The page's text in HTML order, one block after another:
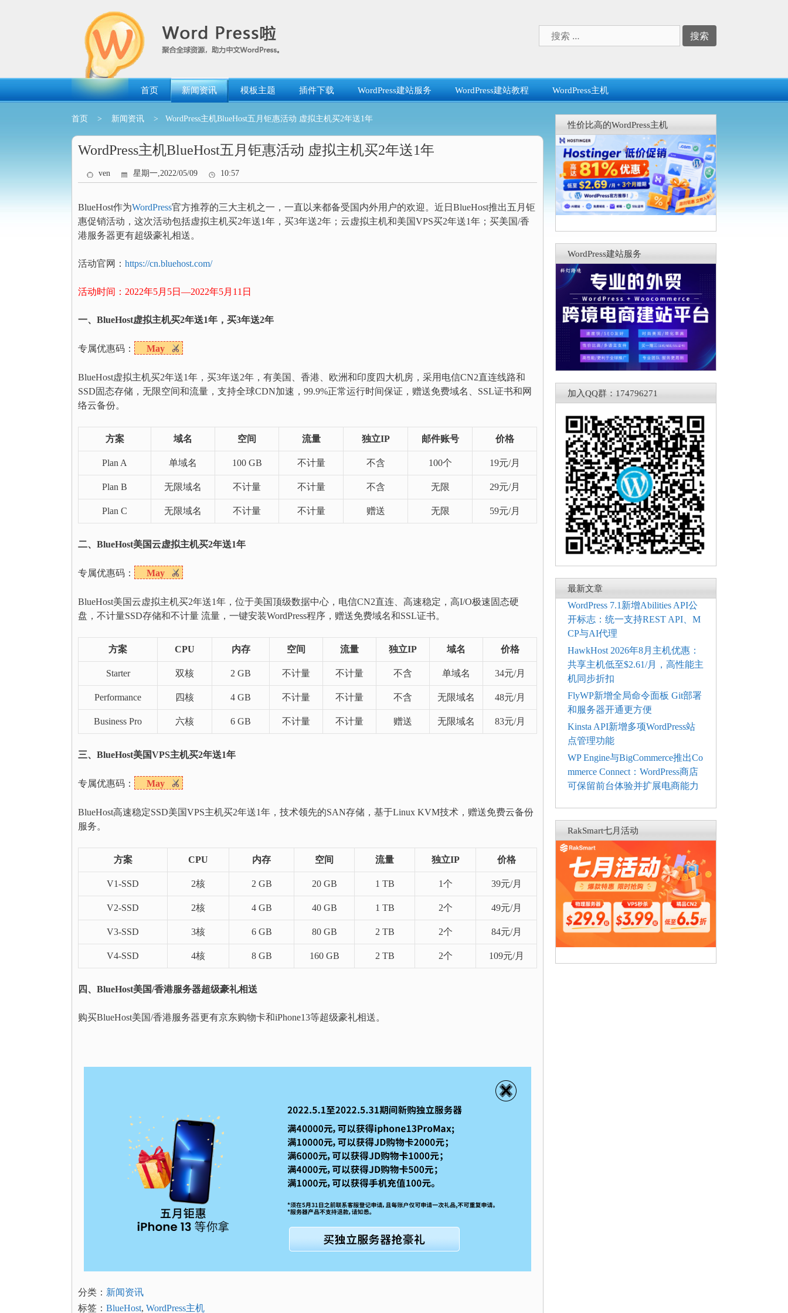
索：
首页 新闻资讯 模板主题 插件下载 WordPress建站服务 WordPress建站教程 WordPress主机
首页 > 新闻资讯 > WordPress主机BlueHost五月钜惠活动 虚拟主机买2年送1年
WordPress主机BlueHost五月钜惠活动 虚拟主机买2年送1年
ven 星期一,2022/05/09 10:57
BlueHost作为WordPress官方推荐的三大主机之一，一直以来都备受国内外用户的欢迎。近日BlueHost推出五月钜
惠促销活动，这次活动包括虚拟主机买2年送1年，买3年送2年；云虚拟主机和美国VPS买2年送1年；买美国/香
港服务器更有超级豪礼相送。
活动官网： https://cn.bluehost.com/
活动时间：2022年5月5日—2022年5月11日
一、BlueHost虚拟主机买2年送1年，买3年送2年
专属优惠码： May
BlueHost虚拟主机买2年送1年，买3年送2年，有美国、香港、欧洲和印度四大机房，采用电信CN2直连线路和
SSD固态存储，无限空间和流量，支持全球CDN加速，99.9%正常运行时间保证，赠送免费域名、SSL证书和网
络云备份。
方案 域名 空间 流量 独立IP 邮件账号 价格
Plan A 单域名 100 GB 不计量 不含 100个 19元/月
Plan B 无限域名 不计量 不计量 不含 无限 29元/月
Plan C 无限域名 不计量 不计量 赠送 无限 59元/月
二、BlueHost美国云虚拟主机买2年送1年
专属优惠码： May
BlueHost美国云虚拟主机买2年送1年，位于美国顶级数据中心，电信CN2直连、高速稳定，高I/O极速固态硬
盘，不计量SSD存储和不计量 流量，一键安装WordPress程序，赠送免费域名和SSL证书。
方案 CPU 内存 空间 流量 独立IP 域名 价格
Starter 双核 2 GB 不计量 不计量 不含 单域名 34元/月
Performance 四核 4 GB 不计量 不计量 不含 无限域名 48元/月
Business Pro 六核 6 GB 不计量 不计量 赠送 无限域名 83元/月
三、BlueHost美国VPS主机买2年送1年
专属优惠码： May
BlueHost高速稳定SSD美国VPS主机买2年送1年，技术领先的SAN存储，基于Linux KVM技术，赠送免费云备份
服务。
方案 CPU 内存 空间 流量 独立IP 价格
V1-SSD 2核 2 GB 20 GB 1 TB 1个 39元/月
V2-SSD 2核 4 GB 40 GB 1 TB 2个 49元/月
V3-SSD 3核 6 GB 80 GB 2 TB 2个 84元/月
V4-SSD 4核 8 GB 160 GB 2 TB 2个 109元/月
四、BlueHost美国/香港服务器超级豪礼相送
购买BlueHost美国/香港服务器更有京东购物卡和iPhone13等超级豪礼相送。
分类： 新闻资讯
标签： BlueHost, WordPress主机
性价比高的WordPress主机
WordPress建站服务
加入QQ群：174796271
最新文章
WordPress 7.1新增Abilities API公
开标志：统一支持REST API、M
CP与AI代理
HawkHost 2026年8月主机优惠：
共享主机低至$2.61/月，高性能主
机同步折扣
FlyWP新增全局命令面板 Git部署
和服务器开通更方便
Kinsta API新增多项WordPress站
点管理功能
WP Engine与BigCommerce推出Co
mmerce Connect：WordPress商店
可保留前台体验并扩展电商能力
RakSmart七月活动